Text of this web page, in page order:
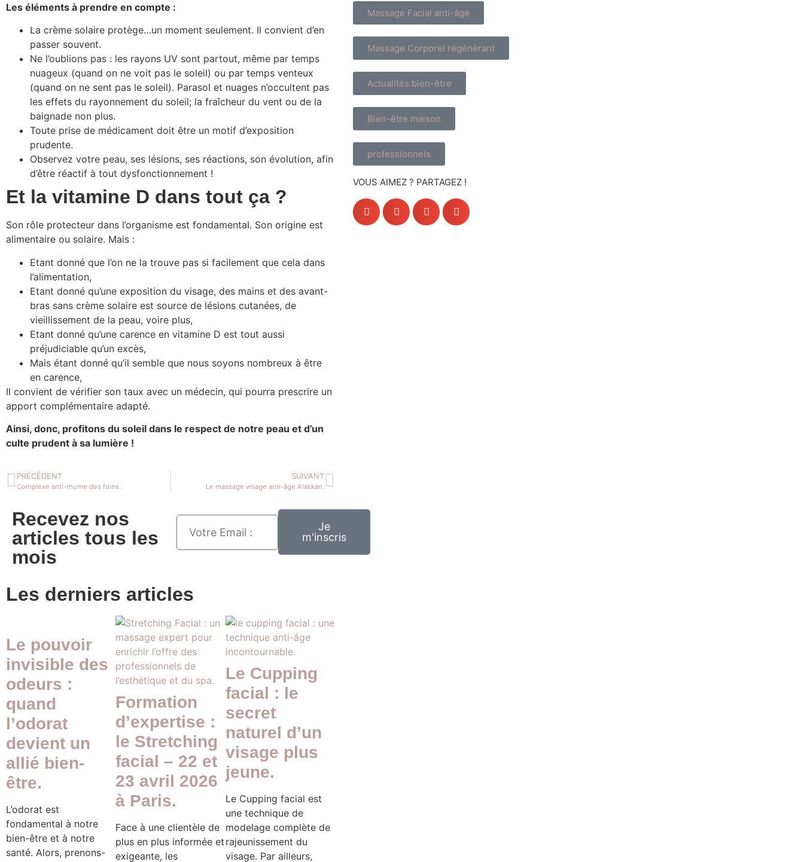
Les éléments à prendre en compte :
La crème solaire protège…un moment seulement. Il convient d’en
passer souvent.
Ne l’oublions pas : les rayons UV sont partout, même par temps
nuageux (quand on ne voit pas le soleil) ou par temps venteux
(quand on ne sent pas le soleil). Parasol et nuages n’occultent pas
les effets du rayonnement du soleil; la fraîcheur du vent ou de la
baignade non plus.
Toute prise de médicament doit être un motif d’exposition
prudente.
Observez votre peau, ses lésions, ses réactions, son évolution, afin
d’être réactif à tout dysfonctionnement !
Et la vitamine D dans tout ça ?
Son rôle protecteur dans l’organisme est fondamental. Son origine est
alimentaire ou solaire. Mais :
Etant donné que l’on ne la trouve pas si facilement que cela dans
l’alimentation,
Etant donné qu’une exposition du visage, des mains et des avant-
bras sans crème solaire est source de lésions cutanées, de
vieillissement de la peau, voire plus,
Etant donné qu’une carence en vitamine D est tout aussi
préjudiciable qu’un excès,
Mais étant donné qu’il semble que nous soyons nombreux à être
en carence,
Il convient de vérifier son taux avec un médecin, qui pourra prescrire un
apport complémentaire adapté.
Ainsi, donc, profitons du soleil dans le respect de notre peau et d’un
culte prudent à sa lumière !
PRÉCÉDENT
Complexe anti-rhume des foins.
SUIVANT
Le massage visage anti-âge Alaskan.
Recevez nos
articles tous les
mois
Je
m'inscris
Les derniers articles
Le pouvoir
invisible des
odeurs :
quand
l’odorat
devient un
allié bien-
être.
L’odorat est
fondamental à notre
bien-être et à notre
santé. Alors, prenons-
Formation
d’expertise :
le Stretching
facial – 22 et
23 avril 2026
à Paris.
Face à une clientèle de
plus en plus informée et
exigeante, les
Le Cupping
facial : le
secret
naturel d’un
visage plus
jeune.
Le Cupping facial est
une technique de
modelage complète de
rajeunissement du
visage. Par ailleurs,
Massage Facial anti-âge
Massage Corporel régénérant
Actualités bien-être
Bien-être maison
professionnels
VOUS AIMEZ ? PARTAGEZ !